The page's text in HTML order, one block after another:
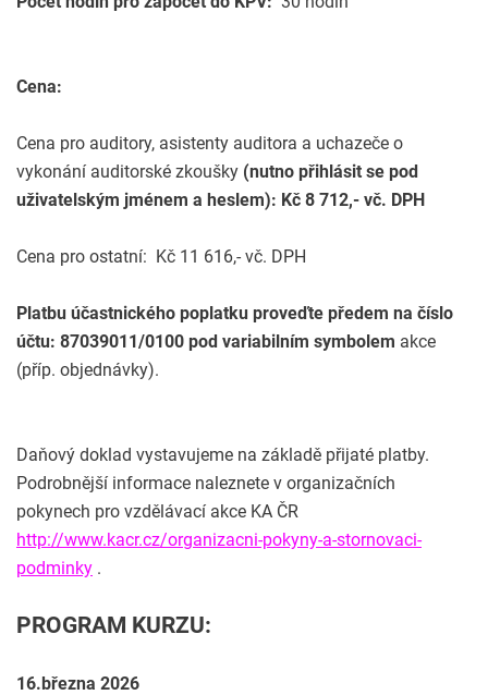
Cena:
Cena pro auditory, asistenty auditora a uchazeče o
vykonání auditorské zkoušky (nutno přihlásit se pod
uživatelským jménem a heslem): Kč 8 712,- vč. DPH
Cena pro ostatní: Kč 11 616,- vč. DPH
Platbu účastnického poplatku proveďte předem na číslo
účtu: 87039011/0100 pod variabilním symbolem akce
(příp. objednávky).
Daňový doklad vystavujeme na základě přijaté platby.
Podrobnější informace naleznete v organizačních
pokynech pro vzdělávací akce KA ČR
http://www.kacr.cz/organizacni-pokyny-a-stornovaci-
podminky .
PROGRAM KURZU:
16.března 2026